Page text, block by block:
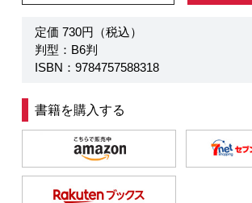
定価 730円（税込）
判型：B6判
ISBN：9784757588318
書籍を購入する